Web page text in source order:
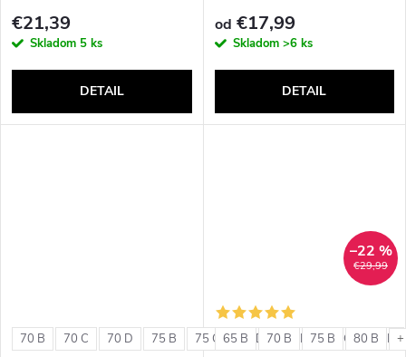
€21,39
Skladom 5 ks
DETAIL
od €17,99
Skladom >6 ks
DETAIL
70 B 70 C 70 D 75 B 75 C 75 D 80 B 80 C 80 D
€29,99
–22 %
65 B 70 B 75 B 80 B